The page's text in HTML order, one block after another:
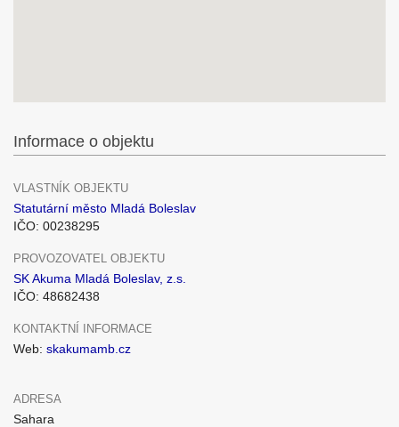
Informace o objektu
VLASTNÍK OBJEKTU
Statutární město Mladá Boleslav
IČO: 00238295
PROVOZOVATEL OBJEKTU
SK Akuma Mladá Boleslav, z.s.
IČO: 48682438
KONTAKTNÍ INFORMACE
Web: skakumamb.cz
ADRESA
Sahara